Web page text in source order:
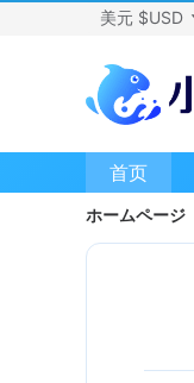
美元 $USD
首页
ホームページ